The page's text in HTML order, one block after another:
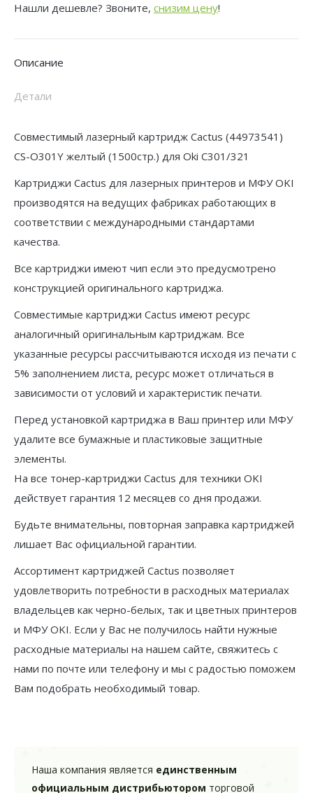
CS-
(1500стр.)
Oki
C301/321
Нашли дешевле? Звоните, снизим цену!
Описание
Детали
Совместимый лазерный картридж Cactus (44973541)
CS-O301Y желтый (1500стр.) для Oki C301/321
Картриджи Cactus для лазерных принтеров и МФУ OKI
производятся на ведущих фабриках работающих в
соответствии с международными стандартами
качества.
Все картриджи имеют чип если это предусмотрено
конструкцией оригинального картриджа.
Совместимые картриджи Cactus имеют ресурс
аналогичный оригинальным картриджам. Все
указанные ресурсы рассчитываются исходя из печати с
5% заполнением листа, ресурс может отличаться в
зависимости от условий и характеристик печати.
Перед установкой картриджа в Ваш принтер или МФУ
удалите все бумажные и пластиковые защитные
элементы.
На все тонер-картриджи Cactus для техники OKI
действует гарантия 12 месяцев со дня продажи.
Будьте внимательны, повторная заправка картриджей
лишает Вас официальной гарантии.
Ассортимент картриджей Cactus позволяет
удовлетворить потребности в расходных материалах
владельцев как черно-белых, так и цветных принтеров
и МФУ OKI. Если у Вас не получилось найти нужные
расходные материалы на нашем сайте, свяжитесь с
нами по почте или телефону и мы с радостью поможем
Вам подобрать необходимый товар.
Наша компания является единственным
официальным дистрибьютором торговой